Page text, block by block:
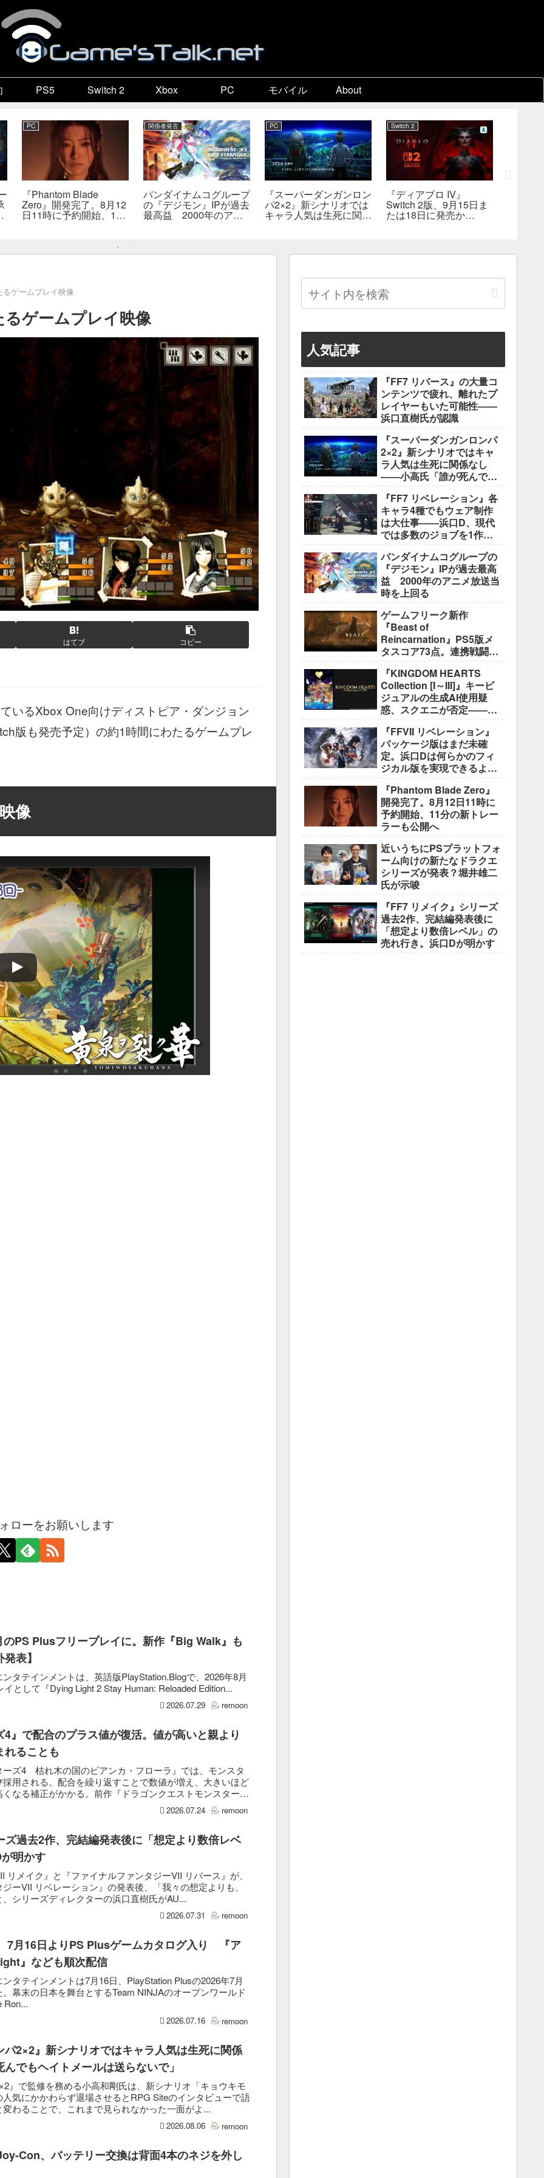
PS5 Switch 2 Xbox PC モバイル About
PC
『Phantom Blade
Zero』開発完了。8月12
日11時に予約開始、11
関係者発言
バンダイナムコグループ
の『デジモン』IPが過去
最高益 2000年のアニ
PC
『スーパーダンガンロン
パ2×2』新シナリオでは
キャラ人気は生死に関係
Switch 2
『ディアブロ IV』
Switch 2版、9月15日ま
たは18日に発売か
るゲームプレイ映像
るゲームプレイ映像
はてブ コピー
いるXbox One向けディストピア・ダンジョン
版も発売予定）の約1時間にわたるゲームプレ
像
ローをお願いします
のPS Plusフリープレイに。新作『Big Walk』も
表】
タテインメントは、英語版PlayStation.Blogで、2026年8月
として『Dying Light 2 Stay Human: Reloaded Edition...
2026.07.29 remoon
4』で配合のプラス値が復活。値が高いと親より
れることも
ーズ4 枯れ木の国のビアンカ・フローラ』では、モンスタ
用される。配合を繰り返すことで数値が増え、大きいほど
なる補正がかかる。前作『ドラゴンクエストモンスター
2026.07.24 remoon
ズ過去2作、完結編発表後に「想定より数倍レベ
明かす
リメイク』と『ファイナルファンタジーVII リバース』が、
ーVII リベレーション』の発表後、「我々の想定よりも、
シリーズディレクターの浜口直樹氏がAU...
2026.07.31 remoon
7月16日よりPS Plusゲームカタログ入り 『ア
』なども順次配信
タテインメントは7月16日、PlayStation Plusの2026年7月
幕末の日本を舞台とするTeam NINJAのオープンワールド
Ron...
2026.07.16 remoon
パ2×2』新シナリオではキャラ人気は生死に関係
でもヘイトメールは送らないで」
』で監修を務める小高和剛氏は、新シナリオ「キョウキモ
気にかかわらず退場させるとRPG Siteのインタビューで語
わることで、これまで見られなかった一面がよ...
2026.08.06 remoon
Con、バッテリー交換は背面4本のネジを外し
人気記事
『FF7 リバース』の大量コ
ンテンツで疲れ、離れたプ
レイヤーもいた可能性――
浜口直樹氏が認識
『スーパーダンガンロンパ
2×2』新シナリオではキャ
ラ人気は生死に関係なし
――小高氏「誰が死んでも
で」
『FF7 リベレーション』各
キャラ4種でもウェア制作
は大仕事――浜口D、現代
では多数のジョブを1作に
説明
バンダイナムコグループの
『デジモン』IPが過去最高
益 2000年のアニメ放送当
時を上回る
ゲームフリーク新作
『Beast of
Reincarnation』PS5版メ
タスコア73点。連携戦闘は
き”には不満
『KINGDOM HEARTS
Collection [I～III]』キービ
ジュアルの生成AI使用疑
惑、スクエニが否定――不
ス」
『FFVII リベレーション』
パッケージ版はまだ未確
定。浜口Dは何らかのフィ
ジカル版を実現できるよう
『Phantom Blade Zero』
開発完了。8月12日11時に
予約開始、11分の新トレー
ラーも公開へ
近いうちにPSプラットフォ
ーム向けの新たなドラクエ
シリーズが発表？堀井雄二
氏が示唆
『FF7 リメイク』シリーズ
過去2作、完結編発表後に
「想定より数倍レベル」の
売れ行き。浜口Dが明かす